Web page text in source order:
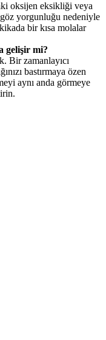
oksijen eksikliği veya
yorgunluğu nedeniyle
bir kısa molalar
gelişir mi?
Bir zamanlayıcı
bastırmaya özen
aynı anda görmeye